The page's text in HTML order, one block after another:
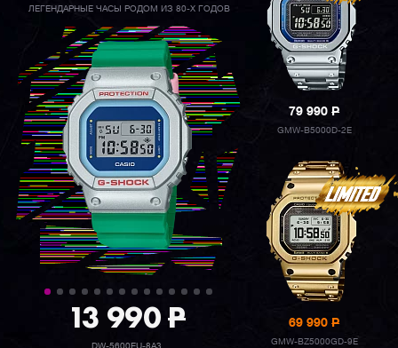
ЛЕГЕНДАРНЫЕ ЧАСЫ РОДОМ ИЗ 80-Х ГОДОВ
39 990P
GW-B5600BC-1B
79 990P
GMW-B5000D-2E
69 990P
GMW-BZ5000GD-9E